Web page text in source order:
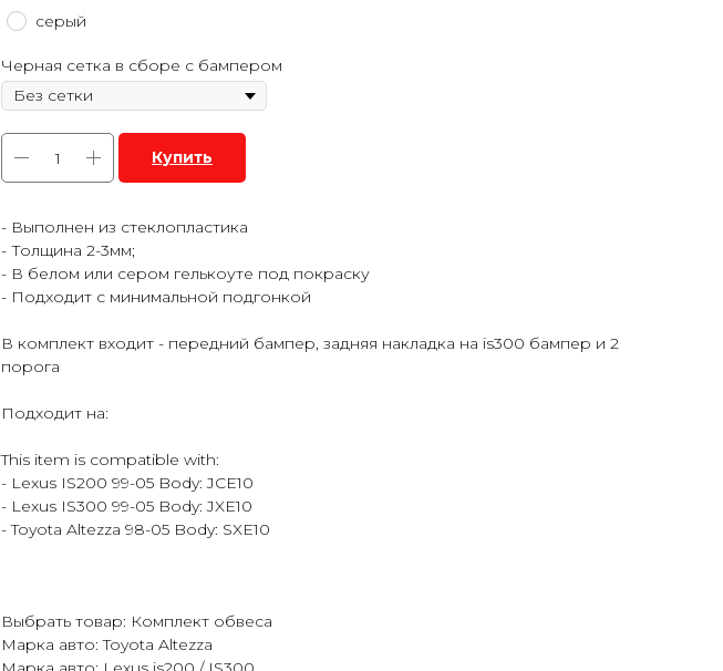
серый
Черная сетка в сборе с бампером
Купить
- Выполнен из стеклопластика
- Толщина 2-3мм;
- В белом или сером гелькоуте под покраску
- Подходит с минимальной подгонкой
В комплект входит - передний бампер, задняя накладка на is300 бампер и 2
порога
Подходит на:
This item is compatible with:
- Lexus IS200 99-05 Body: JCE10
- Lexus IS300 99-05 Body: JXE10
- Toyota Altezza 98-05 Body: SXE10
Выбрать товар: Комплект обвеса
Марка авто: Toyota Altezza